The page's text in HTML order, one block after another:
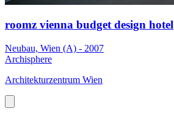
roomz vienna budget design hotel
Neubau, Wien (A) - 2007
Archisphere
Architekturzentrum Wien